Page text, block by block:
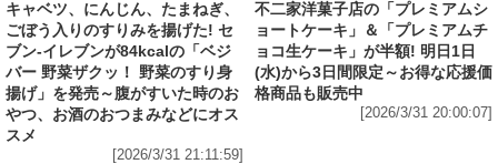
キャベツ、にんじん、たまねぎ、
ごぼう入りのすりみを揚げた! セ
ブン‐イレブンが84kcalの「ベジ
バー 野菜ザクッ！ 野菜のすり身
揚げ」を発売～腹がすいた時のお
やつ、お酒のおつまみなどにオス
スメ
[2026/3/31 21:11:59]
不二家洋菓子店の「プレミアムシ
ョートケーキ」＆「プレミアムチ
ョコ生ケーキ」が半額! 明日1日
(水)から3日間限定～お得な応援価
格商品も販売中
[2026/3/31 20:00:07]